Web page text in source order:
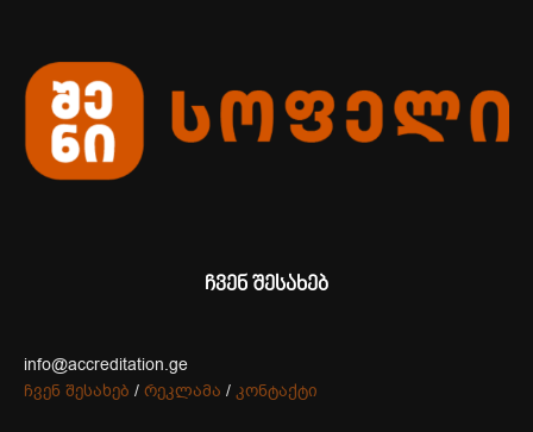
ჩვენ შესახებ
info@accreditation.ge
ჩვენ შესახებ / რეკლამა / კონტაქტი